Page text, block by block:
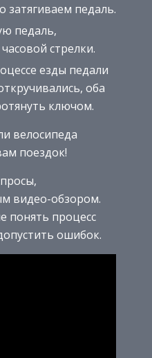
затягиваем педаль.
педаль,
стрелки.
езды педали
оба
ключом.
велосипеда
поездок!
видео-обзором.
понять процесс
ошибок.